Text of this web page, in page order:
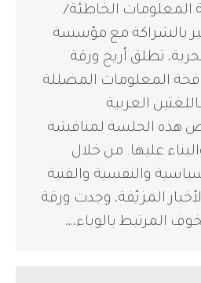
المعلومات الخاطئة/
بالشراكة مع مؤسسة
تطلق أريج ورقة
المعلومات المضللة
العربية
هذه الجلسة لمناقشة
عليها. من خلال
والنفسية والفنية
المزيّفة، وجدت ورقة
المرتبط بالوباء،…